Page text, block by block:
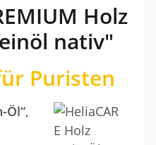
Holz
nativ"
Puristen
Öl“,